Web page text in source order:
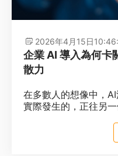
2026年4月15日
企業 AI 導入為何卡
散力
在多數人的想像中，
實際發生的，正往另